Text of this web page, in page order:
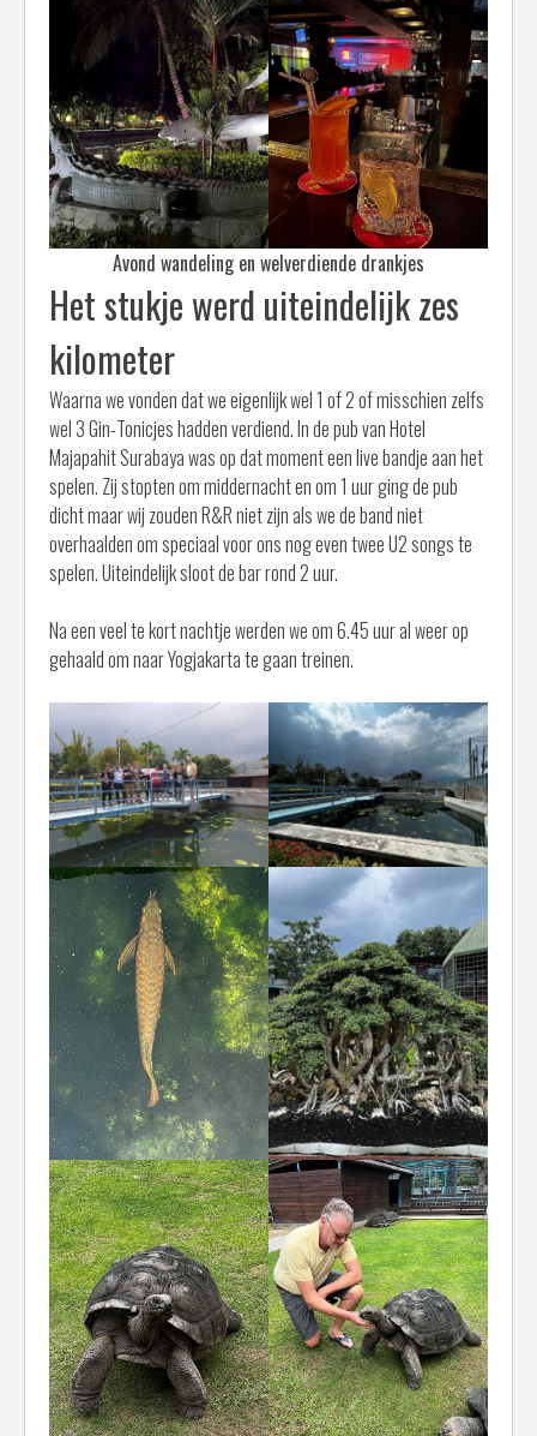
Avond wandeling en welverdiende drankjes
Het stukje werd uiteindelijk zes
kilometer
Waarna we vonden dat we eigenlijk wel 1 of 2 of misschien zelfs
wel 3 Gin-Tonicjes hadden verdiend. In de pub van Hotel
Majapahit Surabaya was op dat moment een live bandje aan het
spelen. Zij stopten om middernacht en om 1 uur ging de pub
dicht maar wij zouden R&R niet zijn als we de band niet
overhaalden om speciaal voor ons nog even twee U2 songs te
spelen. Uiteindelijk sloot de bar rond 2 uur.
Na een veel te kort nachtje werden we om 6.45 uur al weer op
gehaald om naar Yogjakarta te gaan treinen.